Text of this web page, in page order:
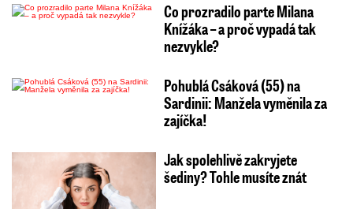
Co prozradilo parte Milana
Knížáka – a proč vypadá tak
nezvykle?
Pohublá Csáková (55) na
Sardinii: Manžela vyměnila za
zajíčka!
Jak spolehlivě zakryjete
šediny? Tohle musíte znát